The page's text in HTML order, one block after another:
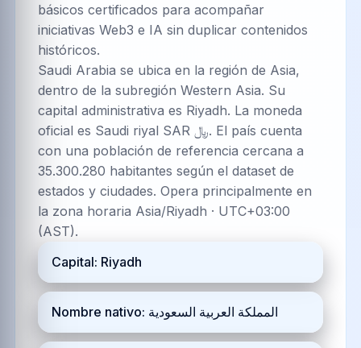
básicos certificados para acompañar
iniciativas Web3 e IA sin duplicar contenidos
históricos.
Saudi Arabia se ubica en la región de Asia,
dentro de la subregión Western Asia. Su
capital administrativa es Riyadh. La moneda
oficial es Saudi riyal SAR ﷼. El país cuenta
con una población de referencia cercana a
35.300.280 habitantes según el dataset de
estados y ciudades. Opera principalmente en
la zona horaria Asia/Riyadh · UTC+03:00
(AST).
Capital: Riyadh
Nombre nativo: المملكة العربية السعودية